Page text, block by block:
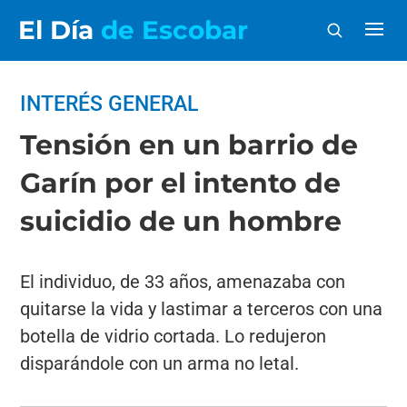
El Día de Escobar
INTERÉS GENERAL
Tensión en un barrio de
Garín por el intento de
suicidio de un hombre
El individuo, de 33 años, amenazaba con
quitarse la vida y lastimar a terceros con una
botella de vidrio cortada. Lo redujeron
disparándole con un arma no letal.